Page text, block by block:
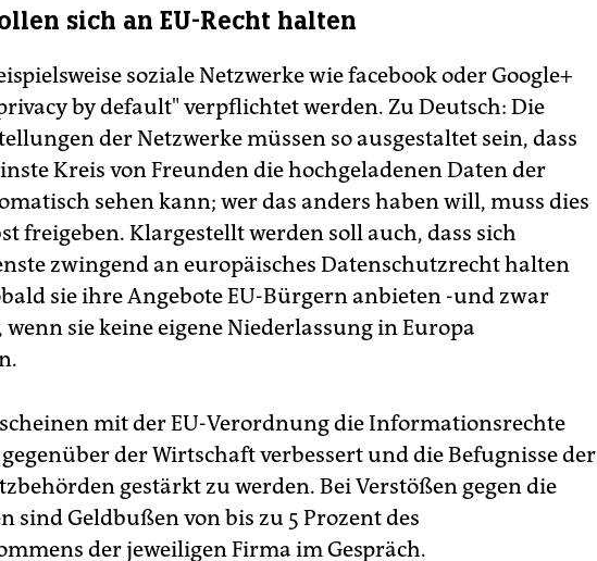
sich an EU-Recht halten
soziale Netzwerke wie facebook oder Google+
by default" verpflichtet werden. Zu Deutsch: Die
der Netzwerke müssen so ausgestaltet sein, dass
Kreis von Freunden die hochgeladenen Daten der
sehen kann; wer das anders haben will, muss dies
freigeben. Klargestellt werden soll auch, dass sich
zwingend an europäisches Datenschutzrecht halten
sie ihre Angebote EU-Bürgern anbieten -und zwar
sie keine eigene Niederlassung in Europa
mit der EU-Verordnung die Informationsrechte
der Wirtschaft verbessert und die Befugnisse der
gestärkt zu werden. Bei Verstößen gegen die
sind Geldbußen von bis zu 5 Prozent des
der jeweiligen Firma im Gespräch.